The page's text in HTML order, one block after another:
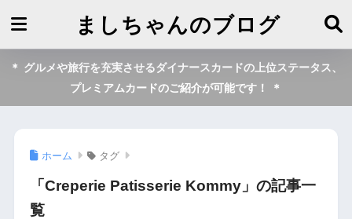
ましちゃんのブログ
＊ グルメや旅行を充実させるダイナースカードの上位ステータス、
プレミアムカードのご紹介が可能です！ ＊
ホーム タグ
「Creperie Patisserie Kommy」の記事一
覧